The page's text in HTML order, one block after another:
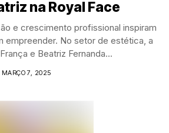
na Royal Face
e crescimento profissional inspiram
empreender. No setor de estética, a
e Beatriz Fernanda...
MARÇO 7, 2025